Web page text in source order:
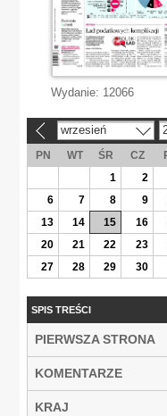
Wydanie: 12066
wrzesień
PN WT ŚR CZ
1
2
6
7 8 9
13
14 15 16
20
21 22 23
27
28 29 30
SPIS TREŚCI
PIERWSZA STRONA
KOMENTARZE
KRAJ